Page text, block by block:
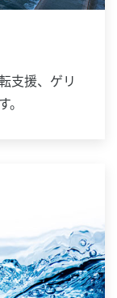
支援、ゲリ